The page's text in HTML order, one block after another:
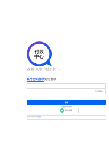
付款
中心
欢迎来到付款中心
账号密码登录短信登录
忘记密码？
登录
其他登录方式
微信登录
还没有账号？ 注册